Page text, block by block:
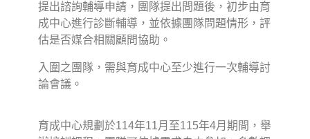
提出諮詢輔導申請，團隊提出問題後，初步由育
成中心進行診斷輔導，並依據團隊問題情形，評
估是否媒合相關顧問協助。
入圍之團隊，需與育成中心至少進行一次輔導討
論會議。
育成中心規劃於114年11月至115年4月期間，舉